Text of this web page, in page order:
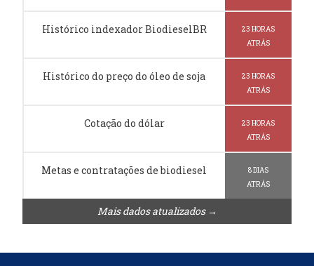
Histórico indexador BiodieselBR
23 HORAS
ATRÁS
Histórico do preço do óleo de soja
23 HORAS
ATRÁS
Cotação do dólar
23 HORAS
ATRÁS
Metas e contratações de biodiesel
8 DIAS
ATRÁS
Mais dados atualizados →